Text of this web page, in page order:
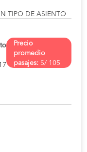
TIPO DE ASIENTO
Precio
promedio
pasajes: S/ 105